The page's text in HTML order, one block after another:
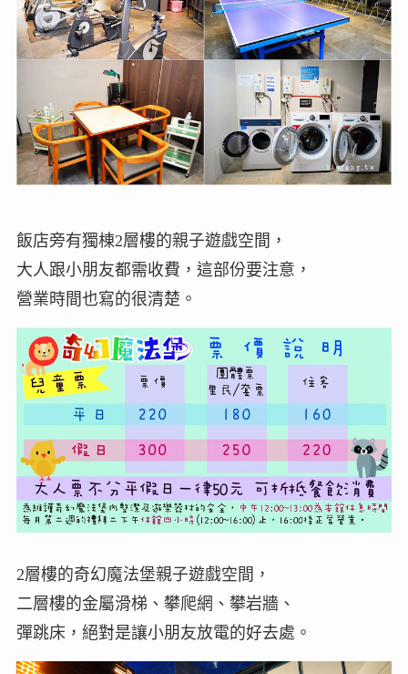
飯店旁有獨棟2層樓的親子遊戲空間，
大人跟小朋友都需收費，這部份要注意，
營業時間也寫的很清楚。
2層樓的奇幻魔法堡親子遊戲空間，
二層樓的金屬滑梯、攀爬網、攀岩牆、
彈跳床，絕對是讓小朋友放電的好去處。